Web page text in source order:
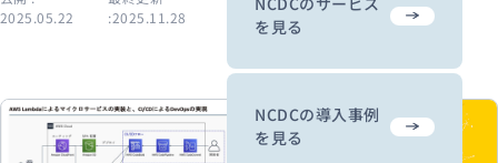
2025.05.22
:2025.11.28
公開 : 2024.09.06
を見る
NCDCの導入事例
を見る